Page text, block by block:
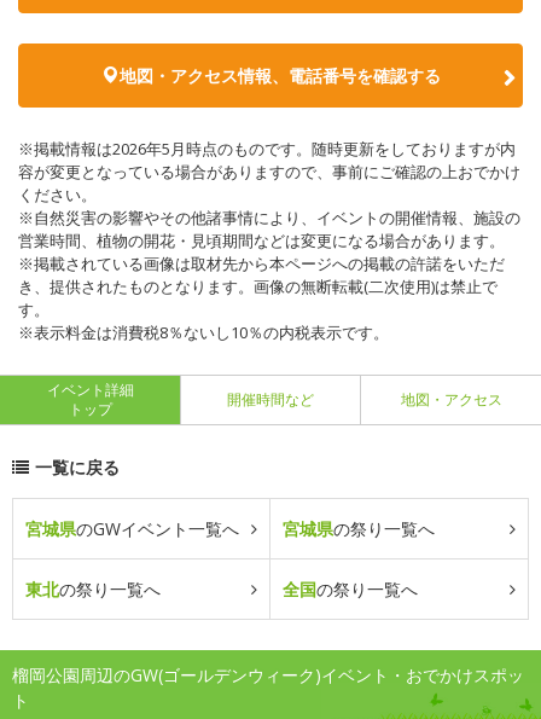
地図・アクセス情報、電話番号を確認する
※掲載情報は2026年5月時点のものです。随時更新をしておりますが内
容が変更となっている場合がありますので、事前にご確認の上おでかけ
ください。
※自然災害の影響やその他諸事情により、イベントの開催情報、施設の
営業時間、植物の開花・見頃期間などは変更になる場合があります。
※掲載されている画像は取材先から本ページへの掲載の許諾をいただ
き、提供されたものとなります。画像の無断転載(二次使用)は禁止で
す。
※表示料金は消費税8％ないし10％の内税表示です。
イベント詳細
トップ
開催時間など 地図・アクセス
一覧に戻る
宮城県のGWイベント一覧へ 宮城県の祭り一覧へ
東北の祭り一覧へ 全国の祭り一覧へ
榴岡公園周辺のGW(ゴールデンウィーク)イベント・おでかけスポッ
ト